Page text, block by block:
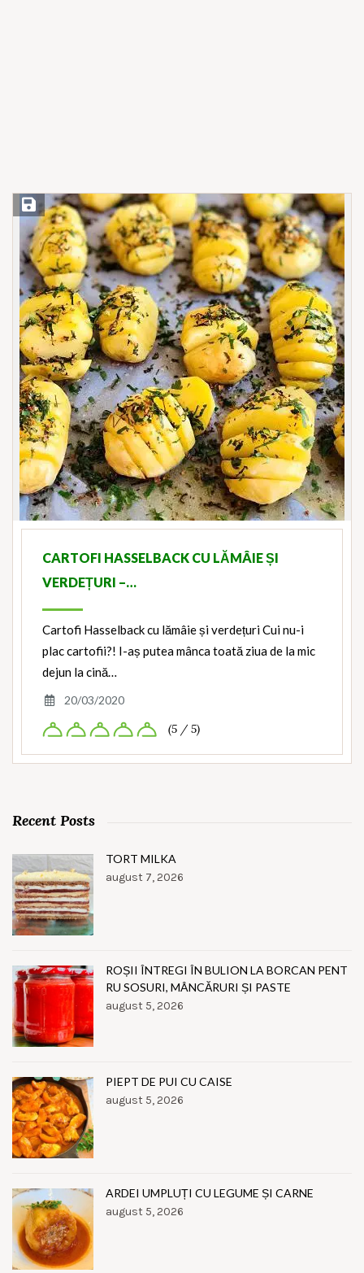
Save Recipe
CARTOFI HASSELBACK CU LĂMÂIE ȘI
VERDEȚURI –…
Cartofi Hasselback cu lămâie și verdețuri Cui nu-i
plac cartofii?! I-aș putea mânca toată ziua de la mic
dejun la cină…
20/03/2020
(5 / 5)
Recent Posts
TORT MILKA
august 7, 2026
ROȘII ÎNTREGI ÎN BULION LA BORCAN PENT
RU SOSURI, MÂNCĂRURI ȘI PASTE
august 5, 2026
PIEPT DE PUI CU CAISE
august 5, 2026
ARDEI UMPLUȚI CU LEGUME ȘI CARNE
august 5, 2026